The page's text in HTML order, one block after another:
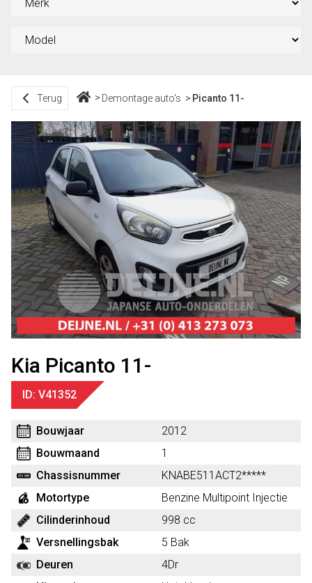
Terug Demontage auto's Picanto 11-
Kia Picanto 11-
ID: V41352
Bouwjaar
2012
Bouwmaand
1
Chassisnummer
KNABE511ACT2*****
Motortype
Benzine Multipoint Injectie
Cilinderinhoud
998 cc
Versnellingsbak
5 Bak
Deuren
4Dr